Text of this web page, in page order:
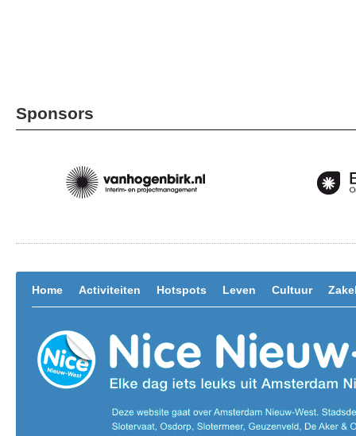
Sponsors
Home Activiteiten Hotspots Leven Cultuur